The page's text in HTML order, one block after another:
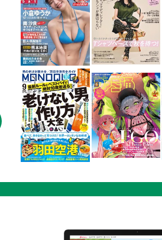
ボルボXC40
ジープ・ラングラー
ジープ・コンパス
ジープ・レネゲード
プレゼントコーナー
バックナンバー
裏表紙